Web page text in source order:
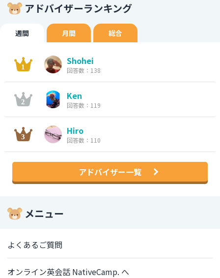
アドバイザーランキング
週間 月間 総合
Shohei
回答数：138
Ken
回答数：119
Hiro
回答数：110
アドバイザー一覧
メニュー
よくあるご質問
オンライン英会話 NativeCamp. へ